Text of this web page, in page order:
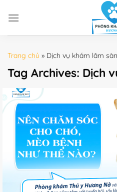
Trang chủ » Dịch vụ khám lâm sàn
Tag Archives: Dịch